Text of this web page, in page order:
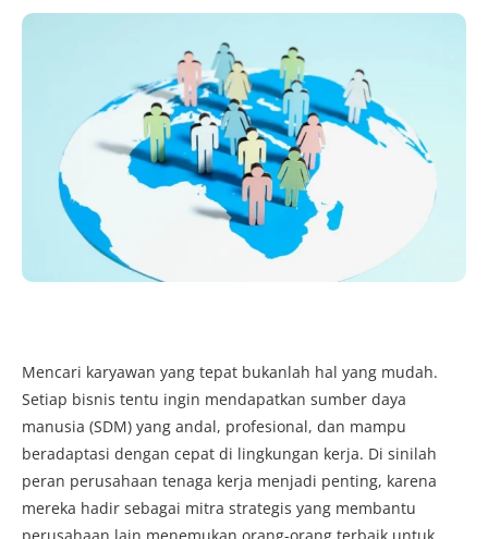
Mencari karyawan yang tepat bukanlah hal yang mudah.
Setiap bisnis tentu ingin mendapatkan sumber daya
manusia (SDM) yang andal, profesional, dan mampu
beradaptasi dengan cepat di lingkungan kerja. Di sinilah
peran perusahaan tenaga kerja menjadi penting, karena
mereka hadir sebagai mitra strategis yang membantu